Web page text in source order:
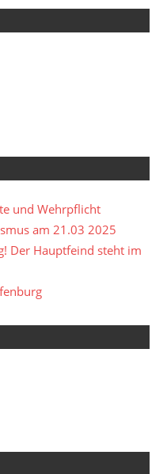
und Wehrpflicht
am 21.03 2025
Der Hauptfeind steht im